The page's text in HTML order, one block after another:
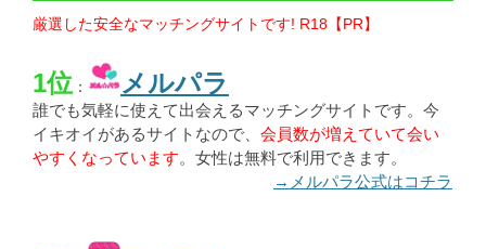
厳選した安全なマッチングサイトです! R18【PR】
1位： メルパラ
誰でも気軽に使えて出会えるマッチングサイトです。今
イキオイがあるサイトなので、 会員数が増えていて会い
やすくなっています。女性は無料で利用できます。
→メルパラ公式はコチラ